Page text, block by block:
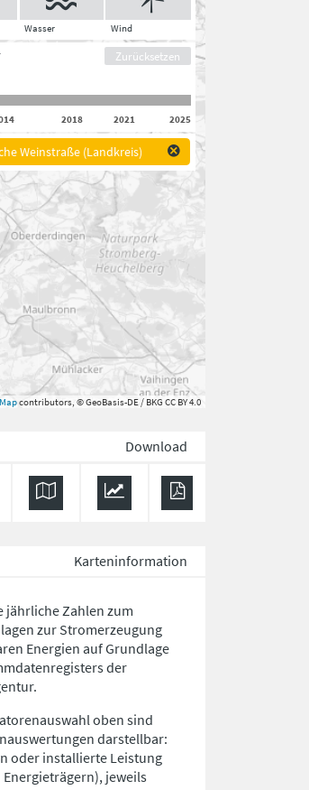
Wasser Wind
Zurücksetzen
2018 2021 2025
contributors, © GeoBasis-DE / BKG CC BY 4.0
Download
Karteninformation
jährliche Zahlen zum
zur Stromerzeugung
Energien auf Grundlage
der
oben sind
darstellbar:
oder installierte Leistung
jeweils